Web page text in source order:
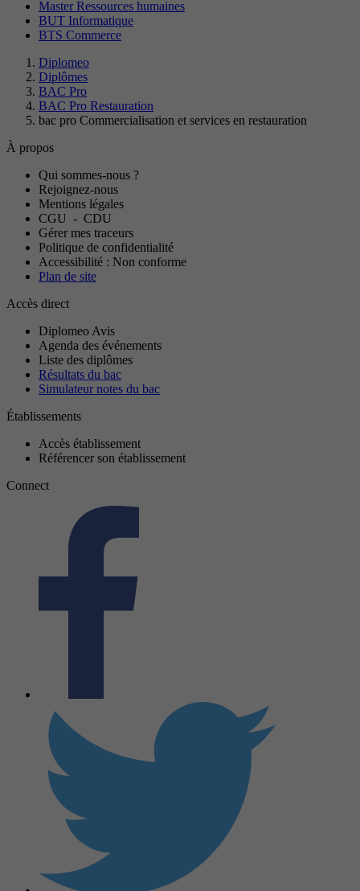
Master Ressources humaines
BUT Informatique
BTS Commerce
Diplomeo
Diplômes
BAC Pro
BAC Pro Restauration
bac pro Commercialisation et services en restauration
À propos
Qui sommes-nous ?
Rejoignez-nous
Mentions légales
CGU - CDU
Gérer mes traceurs
Politique de confidentialité
Accessibilité : Non conforme
Plan de site
Accès direct
Diplomeo Avis
Agenda des événements
Liste des diplômes
Résultats du bac
Simulateur notes du bac
Établissements
Accès établissement
Référencer son établissement
Connect